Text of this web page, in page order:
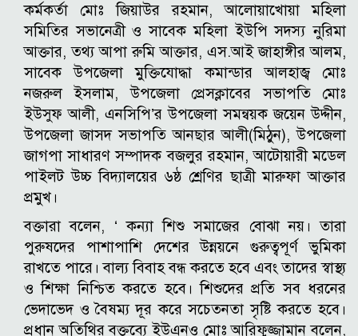
কর্মকর্তা মোঃ জিয়াউর রহমান, আলোয়াখোয়া মহিলা
সমিতির সভানেত্রী ও সাবেক মহিলা ইউপি সদস্য নুরিমা
আক্তার, তথ্য আপা রুমি আক্তার, এস.আই জাহাঙ্গীর আলম,
সাবেক উপজেলা মুক্তিযোদ্ধা কমান্ডার আলহাজ্ব মোঃ
নজরুল ইসলাম, উপজেলা প্রেসক্লাবের সভাপতি মোঃ
ইউসুফ আলী, এনসিপি’র উপজেলা সমন্বয়ক জয়েন উদ্দীন,
উপজেলা জাসদ সভাপতি আনছার আলী(মিঠুন), উপজেলা
জাগপা সাধারণ সম্পাদক বজলুর রহমান, আটোয়ারী মডেল
পাইলট উচ্চ বিদ্যালয়ের ৬ষ্ঠ শ্রেণির ছাত্রী মারুফা আক্তার
প্রমুখ।
বক্তারা বলেন, ‘ কন্যা শিশু সমাজের বোঝা নয়। তারা
পুরুষদের পাশাপাশি দেশের উন্নয়নে গুরুত্বপূর্ণ ভুমিকা
রাখতে পারে। বাল্য বিবাহ বন্ধ করতে হবে এবং তাদের স্বাস্থ্য
ও শিক্ষা নিশ্চিত করতে হবে। শিশুদের প্রতি সব ধরনের
ভেদাভেদ ও বৈষম্য দূর করে সচেতনতা সৃষ্টি করতে হবে।
প্রধান অতিথির বক্তব্যে ইউএনও মোঃ আরিফুজ্জামান বলেন,